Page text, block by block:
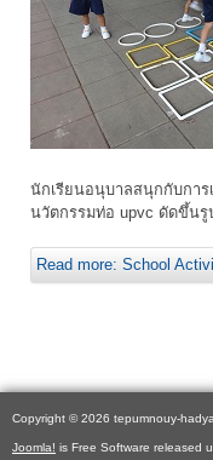
นักเรียนอนุบาลสนุกกับการ
นวัตกรรมท่อ upvc ดัดขึ้นรู
Read more: School
Copyright © 2026 tepumnouy-
Joomla! is Free Software released